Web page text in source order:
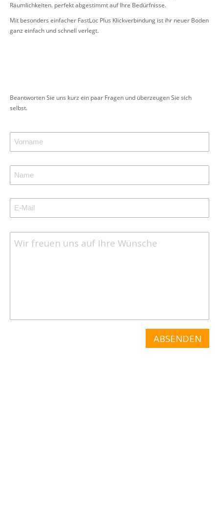
Räumlichkeiten. perfekt abgestimmt auf Ihre Bedürfnisse.
Mit besonders einfacher FastLoc Plus Klickverbindung ist ihr neuer Boden
ganz einfach und schnell verlegt.
Beantworten Sie uns kurz ein paar Fragen und überzeugen Sie sich
selbst.